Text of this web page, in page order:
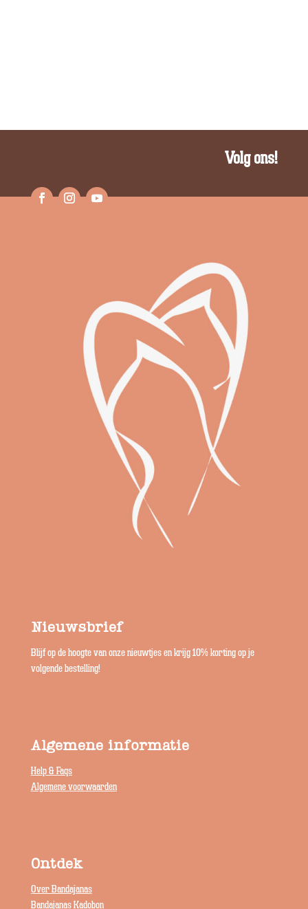
Volg ons!
Nieuwsbrief
Blijf op de hoogte van onze nieuwtjes en krijg 10% korting op je
volgende bestelling!
Algemene informatie
Help & Faqs
Algemene voorwaarden
Ontdek
Over Bandajanas